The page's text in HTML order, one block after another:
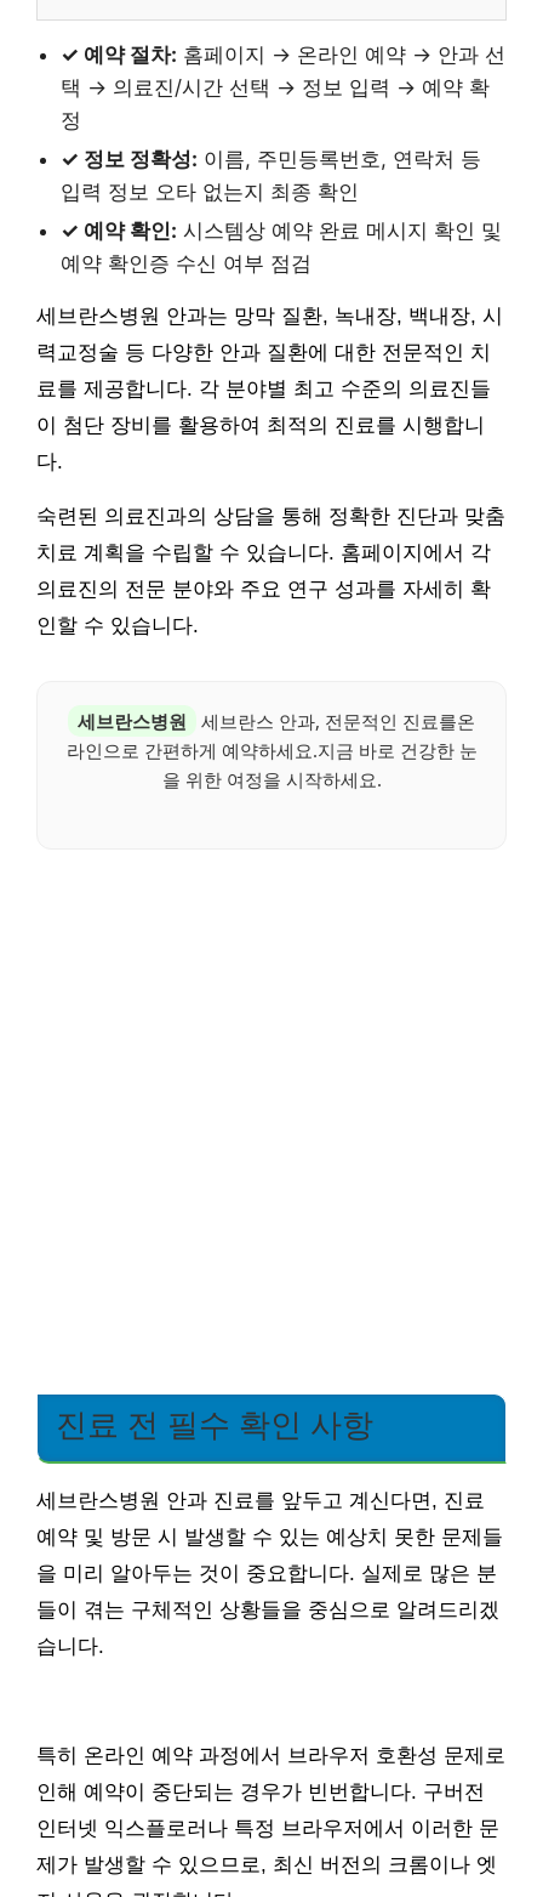
✓ 예약 절차: 홈페이지 → 온라인 예약 → 안과 선
택 → 의료진/시간 선택 → 정보 입력 → 예약 확
정
✓ 정보 정확성: 이름, 주민등록번호, 연락처 등
입력 정보 오타 없는지 최종 확인
✓ 예약 확인: 시스템상 예약 완료 메시지 확인 및
예약 확인증 수신 여부 점검
세브란스병원 안과는 망막 질환, 녹내장, 백내장, 시
력교정술 등 다양한 안과 질환에 대한 전문적인 치
료를 제공합니다. 각 분야별 최고 수준의 의료진들
이 첨단 장비를 활용하여 최적의 진료를 시행합니
다.
숙련된 의료진과의 상담을 통해 정확한 진단과 맞춤
치료 계획을 수립할 수 있습니다. 홈페이지에서 각
의료진의 전문 분야와 주요 연구 성과를 자세히 확
인할 수 있습니다.
세브란스병원
세브란스 안과, 전문적인 진료를온
라인으로 간편하게 예약하세요.지금 바로 건강한 눈
을 위한 여정을 시작하세요.
진료 전 필수 확인 사항
세브란스병원 안과 진료를 앞두고 계신다면, 진료
예약 및 방문 시 발생할 수 있는 예상치 못한 문제들
을 미리 알아두는 것이 중요합니다. 실제로 많은 분
들이 겪는 구체적인 상황들을 중심으로 알려드리겠
습니다.
특히 온라인 예약 과정에서 브라우저 호환성 문제로
인해 예약이 중단되는 경우가 빈번합니다. 구버전
인터넷 익스플로러나 특정 브라우저에서 이러한 문
제가 발생할 수 있으므로, 최신 버전의 크롬이나 엣